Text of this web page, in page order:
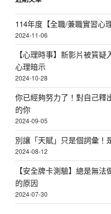
114年度【全職/兼職實習心
2024-11-06
【心理時事】新影片被質
心理暗示
2024-10-28
你已經夠努力了！對自己釋
的你
2024-09-05
別讓「天賦」只是個詞彙！
2024-08-12
【安全牌卡測驗】總是無
的原因
2024-07-30